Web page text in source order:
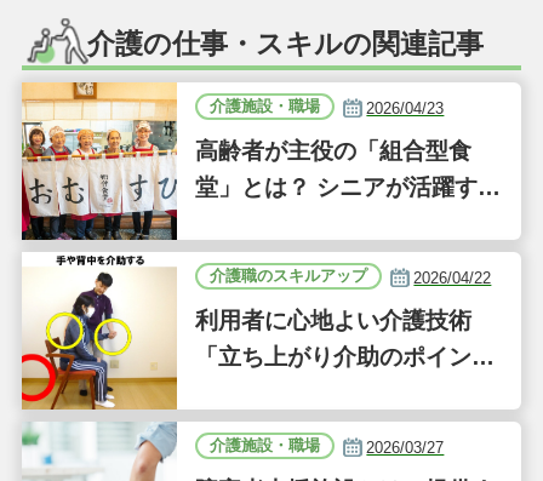
介護の仕事・スキルの関連記事
介護施設・職場 2026/04/23
高齢者が主役の「組合型食
堂」とは？ シニアが活躍する
D」に注目｜気になるあの介
護施設
介護職のスキルアップ 2026/04/22
利用者に心地よい介護技術
「立ち上がり介助のポイン
（41）
介護施設・職場 2026/03/27